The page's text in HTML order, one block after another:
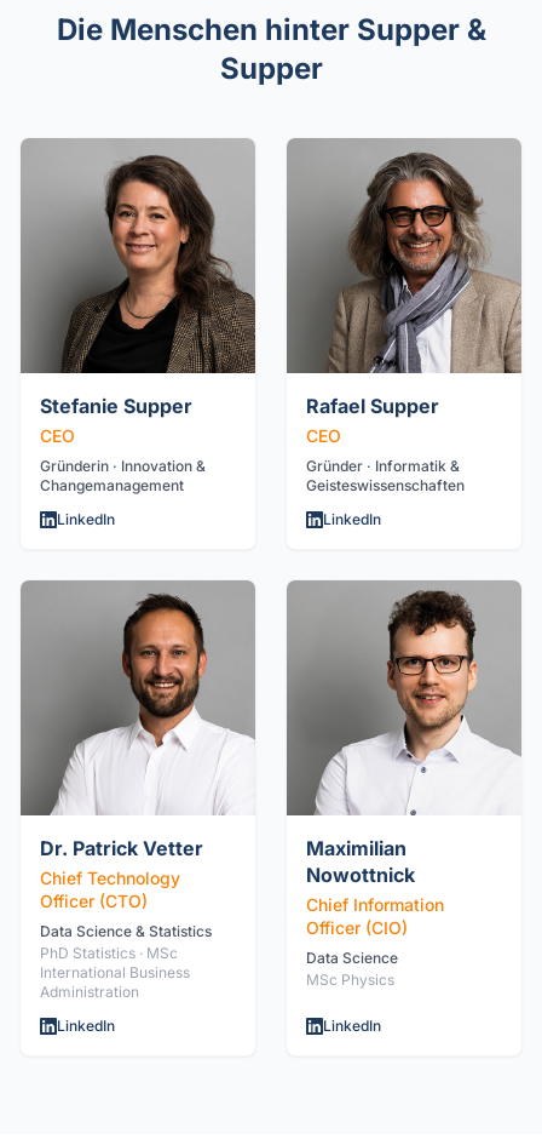
Die Menschen hinter Supper &
Supper
Stefanie Supper
CEO
Gründerin · Innovation &
Changemanagement
LinkedIn
Rafael Supper
CEO
Gründer · Informatik &
Geisteswissenschaften
LinkedIn
Dr. Patrick Vetter
Chief Technology
Officer (CTO)
Data Science & Statistics
PhD Statistics · MSc
International Business
Administration
LinkedIn
Maximilian
Nowottnick
Chief Information
Officer (CIO)
Data Science
MSc Physics
LinkedIn